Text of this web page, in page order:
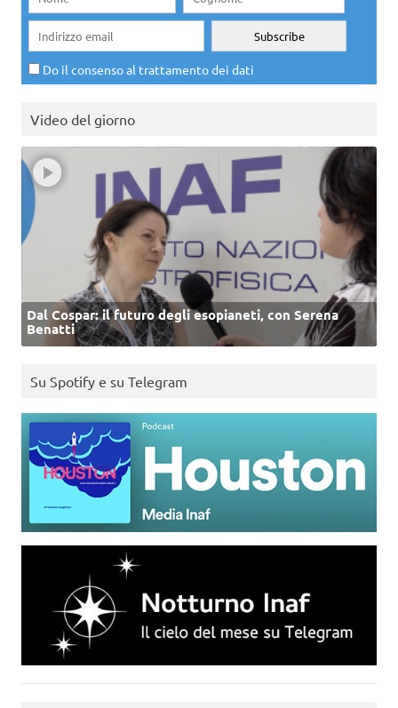
Do il consenso al trattamento dei dati
Video del giorno
Dal Cospar: il futuro degli esopianeti, con Serena
Benatti
Su Spotify e su Telegram